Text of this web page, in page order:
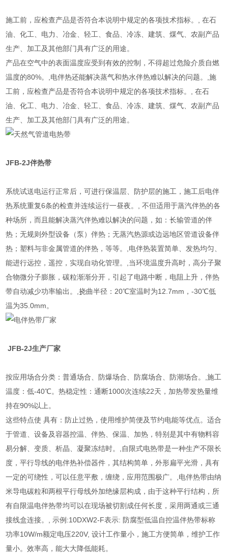
施工前，应检查产品是否符合本说明中规定的各项技术指标。, 在石
油、化工、电力、冶金、轻工、食品、冷冻、建筑、煤气、农副产品
生产、加工及其他部门具有广泛的用途。
产品在空气中的表面温度应受到有效的控制，不得超过危险介质自燃
温度的80%。,电伴热还能解决蒸气和热水伴热难以解决的问题。,施
工前，应检查产品是否符合本说明中规定的各项技术指标。, 在石
油、化工、电力、冶金、轻工、食品、冷冻、建筑、煤气、农副产品
生产、加工及其他部门具有广泛的用途。
JFB-2J伴热带
系统试送电运行正常后，可进行保温层、防护层的施工，施工后电伴
热系统重复6条的检查并连续运行一昼夜。, 不但适用于蒸汽伴热的各
种场所，而且能解决蒸汽伴热难以解决的问题，如：长输管道的伴
热；无规则外型设备（泵）伴热；无蒸汽热源或边远地区管道设备伴
热；塑料与非金属管道的伴热，等等。,电伴热装置简单、发热均匀、
能进行远控，遥控，实现自动化管理。,当环境温度升高时，高分子聚
合物微分子膨胀，碳粒渐渐分开，引起了电路中断，电阻上升，伴热
带自动减少功率输出。,挠曲半径：20℃室温时为12.7mm，-30℃低
温为35.0mm。
JFB-2J生产厂家
按应用场合分类：普通场合、防爆场合、防腐场合、防潮场合。,施工
温度：低-40℃。热稳定性：通断1000次连续22天，加热带发热量维
持在90%以上。
这些特点使 具有：防止过热，使用维护简便及节约电能等优点。适合
于管道、设备及容器控温、伴热、保温、加热，特别是其中有物料容
易分解、变质、析晶、凝聚冻结时。,自限式电热带是一种生产不限长
度，平行导线的电伴热补偿器件，其结构简单，外形扁平光滑，具有
一定的可绕性，可以任意平敷，缠绕，应用范围极广。,电伴热带由纳
米导电碳粒和两根平行母线外加绝缘层构成，由于这种平行结构，所
有自限温电伴热带均可以在现场被切割成任何长度，采用两通或三通
接线盒连接。, 示例:10DXW2-F表示: 防腐型低温自控温伴热带标称
功率10W/m额定电压220V, 设计工作量小，施工方便简单，维护工作
量小。效率高，能大大降低能耗。